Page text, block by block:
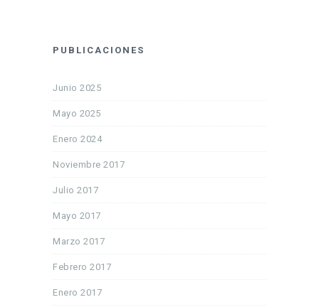
PUBLICACIONES
Junio 2025
Mayo 2025
Enero 2024
Noviembre 2017
Julio 2017
Mayo 2017
Marzo 2017
Febrero 2017
Enero 2017